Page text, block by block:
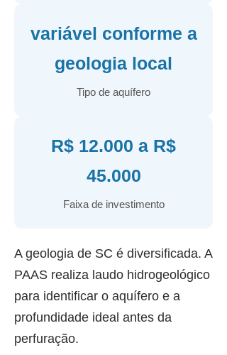
variável conforme a
geologia local
Tipo de aquífero
R$ 12.000 a R$
45.000
Faixa de investimento
A geologia de SC é diversificada. A
PAAS realiza laudo hidrogeológico
para identificar o aquífero e a
profundidade ideal antes da
perfuração.